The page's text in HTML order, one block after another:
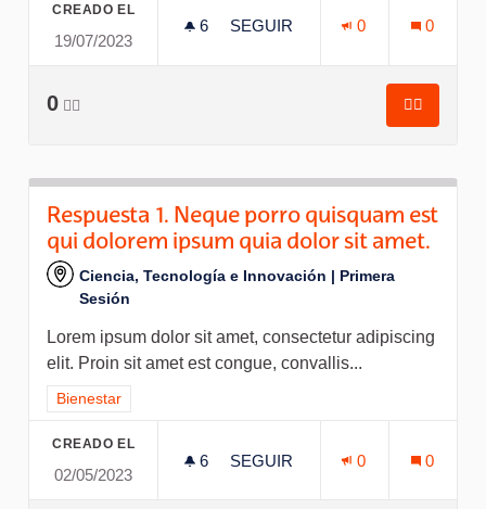
CREADO EL
19/07/2023
6 6 SEGUIDORAS
SEGUIR
0 0
0 👍🏽
👍🏽
Respuesta 1. Neque porro quisquam est
qui dolorem ipsum quia dolor sit amet.
Ciencia, Tecnología e Innovación | Primera
Sesión
Lorem ipsum dolor sit amet, consectetur adipiscing
elit. Proin sit amet est congue, convallis...
Resultados al filtrar por el tema: Bienestar
Bienestar
CREADO EL
02/05/2023
6 6 SEGUIDORAS
SEGUIR
0 0